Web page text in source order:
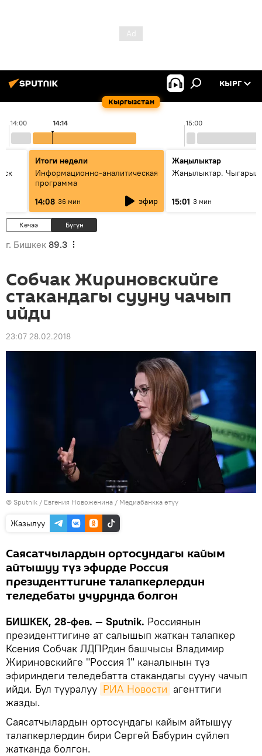
Кыргызстан
КЫРГ
14:00 15:00
14:14
Итоги недели
Информационно-аналитическая
программа
14:08 36 мин эфир
Жаңылыктар
Жаңылыктар.
15:01 3 мин
Кечээ Бүгүн
г. Бишкек 89.3
Собчак Жириновскийге
стакандагы сууну чачып
ийди
23:07 28.02.2018
© Sputnik / Евгения Новоженина / Медиабанкка өтүү
Жазылуу
Саясатчылардын ортосундагы кайым
айтышуу түз эфирде Россия
президенттигине талапкерлердин
теледебаты учурунда болгон
БИШКЕК, 28-фев. — Sputnik. Россиянын
президенттигине ат салышып жаткан талапкер
Ксения Собчак ЛДПРдин башчысы Владимир
Жириновскийге "Россия 1" каналынын түз
эфириндеги теледебатта стакандагы сууну чачып
ийди. Бул тууралуу РИА Новости агенттиги
жазды.
Саясатчылардын ортосундагы кайым айтышуу
талапкерлердин бири Сергей Бабурин сүйлөп
жатканда болгон.